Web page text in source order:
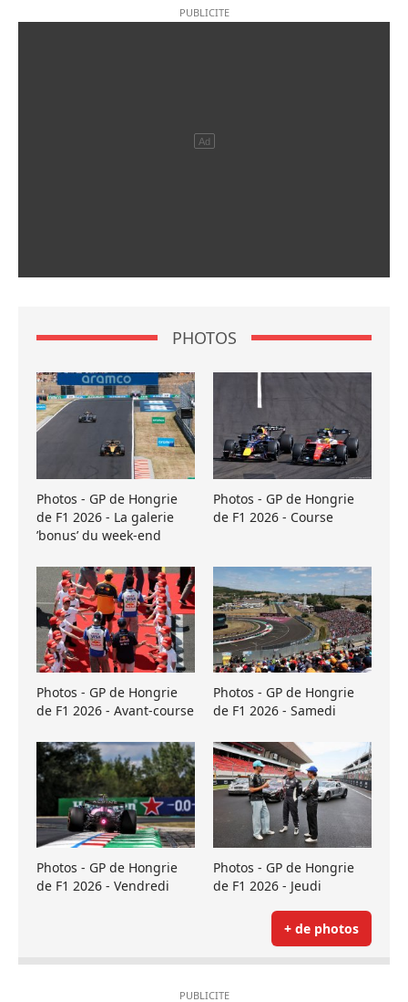
PHOTOS
Photos - GP de Hongrie
de F1 2026 - La galerie
’bonus’ du week-end
Photos - GP de Hongrie
de F1 2026 - Course
Photos - GP de Hongrie
de F1 2026 - Avant-course
Photos - GP de Hongrie
de F1 2026 - Samedi
Photos - GP de Hongrie
de F1 2026 - Vendredi
Photos - GP de Hongrie
de F1 2026 - Jeudi
+ de photos